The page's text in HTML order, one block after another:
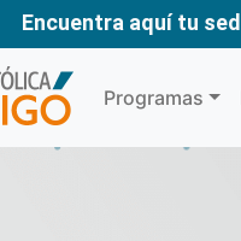
Encuentra aquí tu
Programas